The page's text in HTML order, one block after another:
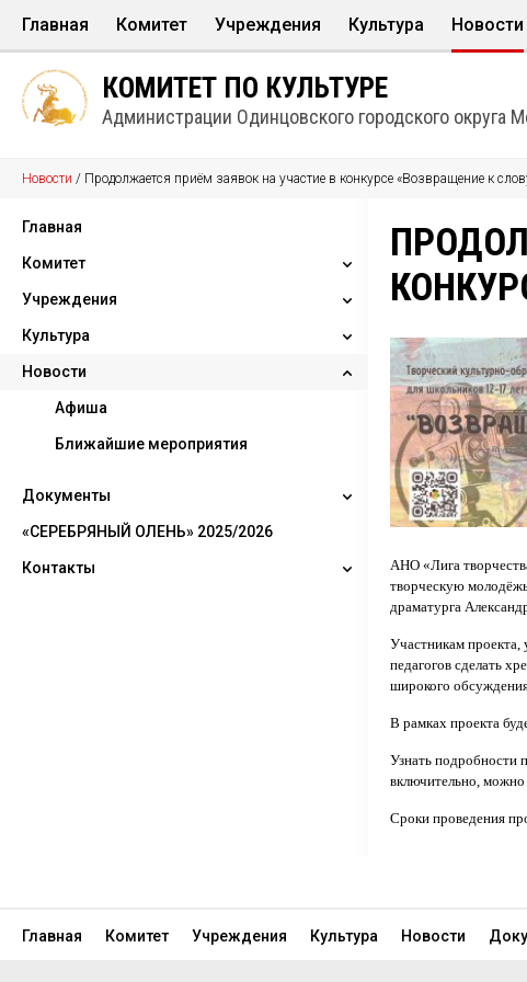
Главная
Информационные ресурсы
Комитет
Музыкальные школы и школы
Библиотеки
Концертные организации
Учреждения
Народные и
Календарь
Культура Новости
КОМИТЕТ ПО КУЛЬТУРЕ
Администрации Одинцовского городского округа
Новости / Продолжается приём заявок на участие в конкурсе «Возвращение к
Главная
Комитет
Структура
Информационные ресурсы
Учреждения
Дома культуры
Музыкальные школы и школы
Музеи
Театры
Концертные организации
Культура
Культура в лицах
Народные и Образцовые
Календарь знаменательных дат
КУЛЬТнаследие
Новости
Афиша
Ближайшие мероприятия
Документы
Культурное наследие
Антитеррористическая
«СЕРЕБРЯНЫЙ ОЛЕНЬ» 2025/2026
Контакты
АНО «Лига
творческую
драматурга
Участникам проекта,
педагогов сделать
широкого
В рамках проекта
Узнать подробности
включительно,
Сроки проведения
Главная Комитет Учреждения Культура Новости